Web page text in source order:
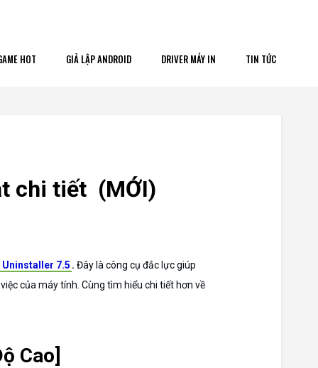
HOT GIẢ LẬP ANDROID DRIVER MÁY IN TIN TỨC
chi tiết (MỚI)
Uninstaller 7.5 . Đây là công cụ đắc lực giúp
của máy tính. Cùng tìm hiểu chi tiết hơn về
Cao]